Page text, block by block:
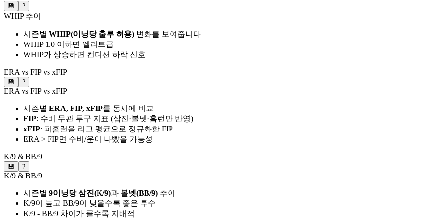
💾 ?
WHIP 추이
시즌별 WHIP(이닝당 출루 허용) 변화를 보여줍니다
WHIP 1.0 이하면 엘리트급
WHIP가 상승하면 컨디션 하락 신호
ERA vs FIP vs xFIP
💾 ?
ERA vs FIP vs xFIP
시즌별 ERA, FIP, xFIP를 동시에 비교
FIP: 수비 무관 투구 지표 (삼진·볼넷·홈런만 반영)
xFIP: 피홈런을 리그 평균으로 정규화한 FIP
ERA > FIP면 수비/운이 나빴을 가능성
K/9 & BB/9
💾 ?
K/9 & BB/9
시즌별 9이닝당 삼진(K/9)과 볼넷(BB/9) 추이
K/9이 높고 BB/9이 낮을수록 좋은 투수
K/9 - BB/9 차이가 클수록 지배적